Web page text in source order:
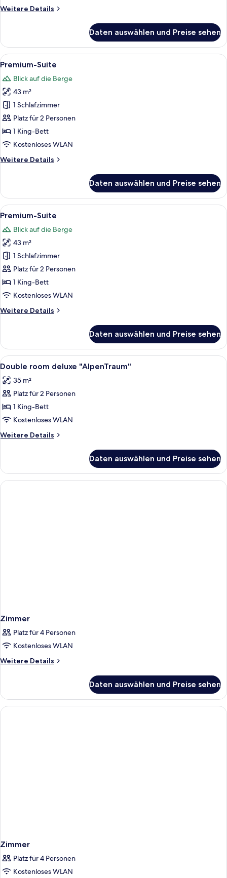
Weitere Details
Weitere
Suite,
Schlafzimmer
Daten auswählen und Preise sehen
Alle
Fotos
für
Premium-
Suite
anzeigen
Ein geräumiges Schlafzimmer mit
7
Premium-Suite
Blick auf die Berge
43 m²
1 Schlafzimmer
Platz für 2 Personen
1 King-Bett
Kostenloses WLAN
Weitere Details
Weitere
Suite
Daten auswählen und Preise sehen
Alle
Fotos
für
Premium-
Suite
anzeigen
Ein geräumiges Schlafzimmer mit
7
Premium-Suite
Blick auf die Berge
43 m²
1 Schlafzimmer
Platz für 2 Personen
1 King-Bett
Kostenloses WLAN
Weitere Details
Weitere
Suite
Daten auswählen und Preise sehen
Alle
Fotos
für
Double
room
deluxe
"AlpenTraum"
anzeigen
Allergikerbettwaren, Minibar,
7
Double room deluxe "AlpenTraum"
35 m²
Platz für 2 Personen
1 King-Bett
Kostenloses WLAN
Weitere Details
Weitere
room
deluxe
"AlpenTraum"
Daten auswählen und Preise sehen
Zimmer
Platz für 4 Personen
Kostenloses WLAN
Weitere Details
Weitere
Daten auswählen und Preise sehen
Zimmer
Platz für 4 Personen
Kostenloses WLAN